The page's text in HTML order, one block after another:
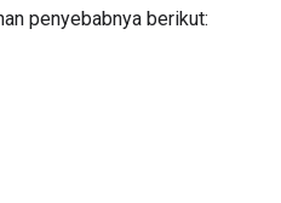
penyebabnya berikut: